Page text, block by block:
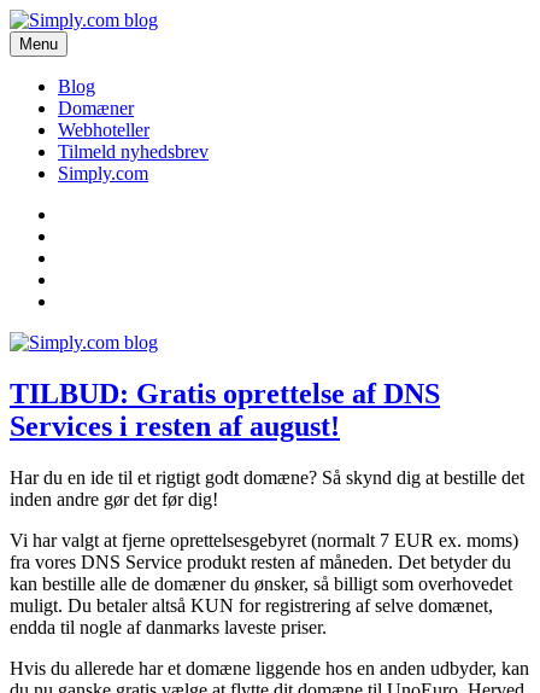
Videre
til
indhold
Simply.com blog
Få de seneste nyheder om domæner og webhoteller her.
Menu
Blog
Domæner
Webhoteller
Tilmeld nyhedsbrev
Simply.com
TILBUD: Gratis oprettelse af DNS
Services i resten af august!
Har du en ide til et rigtigt godt domæne? Så skynd dig at bestille det
inden andre gør det før dig!
Vi har valgt at fjerne oprettelsesgebyret (normalt 7 EUR ex. moms)
fra vores DNS Service produkt resten af måneden. Det betyder du
kan bestille alle de domæner du ønsker, så billigt som overhovedet
muligt. Du betaler altså KUN for registrering af selve domænet,
endda til nogle af danmarks laveste priser.
Hvis du allerede har et domæne liggende hos en anden udbyder, kan